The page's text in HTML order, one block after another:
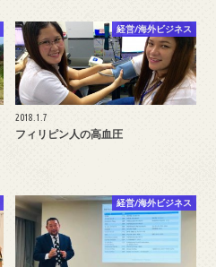
経営/海外ビジネス
2018.1.7
フィリピン人の高血圧
経営/海外ビジネス